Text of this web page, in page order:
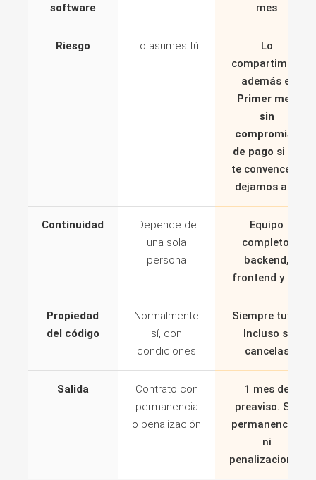
software
mes
Riesgo Lo asumes tú
Lo
compartimos,
además el
Primer mes
sin
compromiso
de pago si no
te convence lo
dejamos ahí.
Continuidad
Depende de
una sola
persona
Equipo
completo:
backend,
frontend y QA
Propiedad
del código
Normalmente
sí, con
condiciones
Siempre tuyo.
Incluso si
cancelas
Salida
Contrato con
permanencia
o penalización
1 mes de
preaviso. Sin
permanencias
ni
penalizaciones